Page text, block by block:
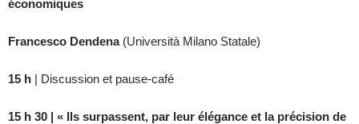
économiques
Francesco Dendena(Università Milano Statale)
15 h | Discussion et pause-café
15 h 30 | « Ils surpassent, par leur élégance et la précision de